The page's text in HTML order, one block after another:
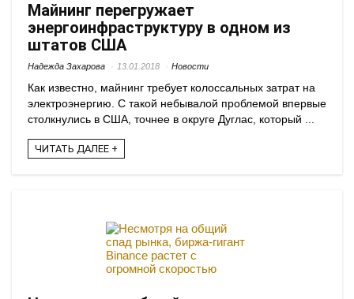
Майнинг перегружает
энергоинфраструктуру в одном из
штатов США
Надежда Захарова 13.01.2018 Новости
Как известно, майнинг требует колоссальных затрат на
электроэнергию. С такой небывалой проблемой впервые
столкнулись в США, точнее в округе Дуглас, который ...
ЧИТАТЬ ДАЛЕЕ +